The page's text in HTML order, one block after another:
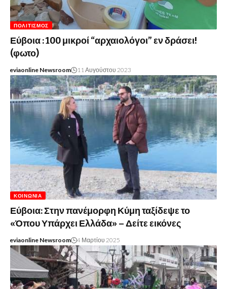
ΠΟΛΙΤΙΣΜΌΣ
Εύβοια : 100 μικροί “αρχαιολόγοι” εν δράσει!
(φωτο)
eviaonline Newsroom 11 Αυγούστου 2023
ΚΟΙΝΩΝΊΑ
Εύβοια: Στην πανέμορφη Κύμη ταξίδεψε το
«Όπου Υπάρχει Ελλάδα» – Δείτε εικόνες
eviaonline Newsroom 4 Μαρτίου 2025